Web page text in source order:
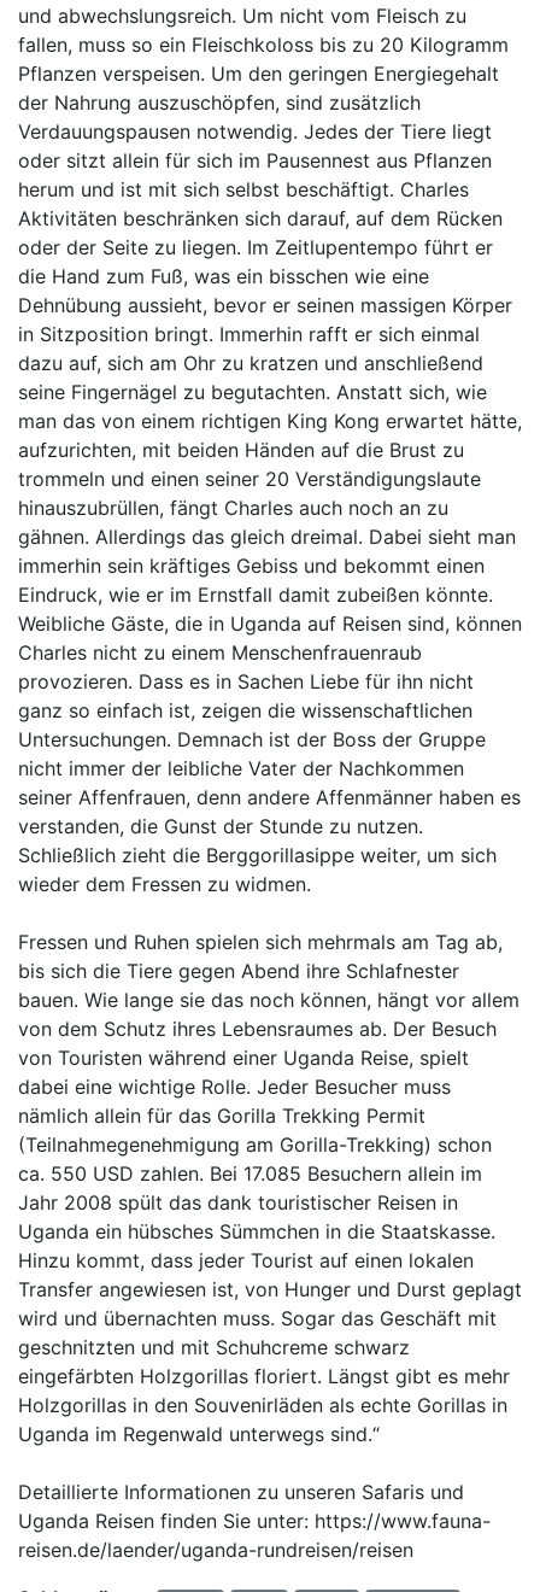
und abwechslungsreich. Um nicht vom Fleisch zu
fallen, muss so ein Fleischkoloss bis zu 20 Kilogramm
Pflanzen verspeisen. Um den geringen Energiegehalt
der Nahrung auszuschöpfen, sind zusätzlich
Verdauungspausen notwendig. Jedes der Tiere liegt
oder sitzt allein für sich im Pausennest aus Pflanzen
herum und ist mit sich selbst beschäftigt. Charles
Aktivitäten beschränken sich darauf, auf dem Rücken
oder der Seite zu liegen. Im Zeitlupentempo führt er
die Hand zum Fuß, was ein bisschen wie eine
Dehnübung aussieht, bevor er seinen massigen Körper
in Sitzposition bringt. Immerhin rafft er sich einmal
dazu auf, sich am Ohr zu kratzen und anschließend
seine Fingernägel zu begutachten. Anstatt sich, wie
man das von einem richtigen King Kong erwartet hätte,
aufzurichten, mit beiden Händen auf die Brust zu
trommeln und einen seiner 20 Verständigungslaute
hinauszubrüllen, fängt Charles auch noch an zu
gähnen. Allerdings das gleich dreimal. Dabei sieht man
immerhin sein kräftiges Gebiss und bekommt einen
Eindruck, wie er im Ernstfall damit zubeißen könnte.
Weibliche Gäste, die in Uganda auf Reisen sind, können
Charles nicht zu einem Menschenfrauenraub
provozieren. Dass es in Sachen Liebe für ihn nicht
ganz so einfach ist, zeigen die wissenschaftlichen
Untersuchungen. Demnach ist der Boss der Gruppe
nicht immer der leibliche Vater der Nachkommen
seiner Affenfrauen, denn andere Affenmänner haben es
verstanden, die Gunst der Stunde zu nutzen.
Schließlich zieht die Berggorillasippe weiter, um sich
wieder dem Fressen zu widmen.
Fressen und Ruhen spielen sich mehrmals am Tag ab,
bis sich die Tiere gegen Abend ihre Schlafnester
bauen. Wie lange sie das noch können, hängt vor allem
von dem Schutz ihres Lebensraumes ab. Der Besuch
von Touristen während einer Uganda Reise, spielt
dabei eine wichtige Rolle. Jeder Besucher muss
nämlich allein für das Gorilla Trekking Permit
(Teilnahmegenehmigung am Gorilla-Trekking) schon
ca. 550 USD zahlen. Bei 17.085 Besuchern allein im
Jahr 2008 spült das dank touristischer Reisen in
Uganda ein hübsches Sümmchen in die Staatskasse.
Hinzu kommt, dass jeder Tourist auf einen lokalen
Transfer angewiesen ist, von Hunger und Durst geplagt
wird und übernachten muss. Sogar das Geschäft mit
geschnitzten und mit Schuhcreme schwarz
eingefärbten Holzgorillas floriert. Längst gibt es mehr
Holzgorillas in den Souvenirläden als echte Gorillas in
Uganda im Regenwald unterwegs sind.“
Detaillierte Informationen zu unseren Safaris und
Uganda Reisen finden Sie unter: https://www.fauna-
reisen.de/laender/uganda-rundreisen/reisen